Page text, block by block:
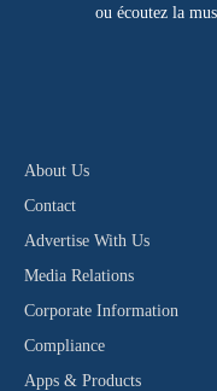
ou écoutez la
About Us
Contact
Advertise With Us
Media Relations
Corporate Information
Compliance
Apps & Products